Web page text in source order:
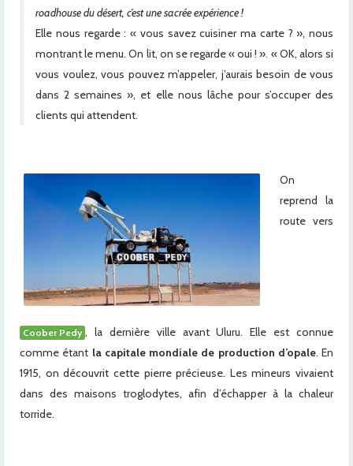
roadhouse du désert, c’est une sacrée expérience !
Elle nous regarde : « vous savez cuisiner ma carte ? », nous
montrant le menu. On lit, on se regarde « oui ! ». « OK, alors si
vous voulez, vous pouvez m’appeler, j’aurais besoin de vous
dans 2 semaines », et elle nous lâche pour s’occuper des
clients qui attendent.
On
reprend la
route vers
Coober Pedy , la dernière ville avant Uluru. Elle est connue
comme étant la capitale mondiale de production d’opale. En
1915, on découvrit cette pierre précieuse. Les mineurs vivaient
dans des maisons troglodytes, afin d’échapper à la chaleur
torride.